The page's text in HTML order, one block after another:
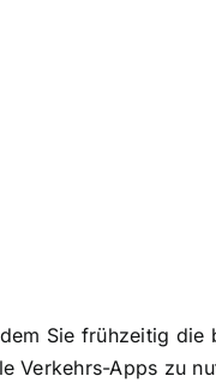
Sie frühzeitig die
Verkehrs-Apps zu